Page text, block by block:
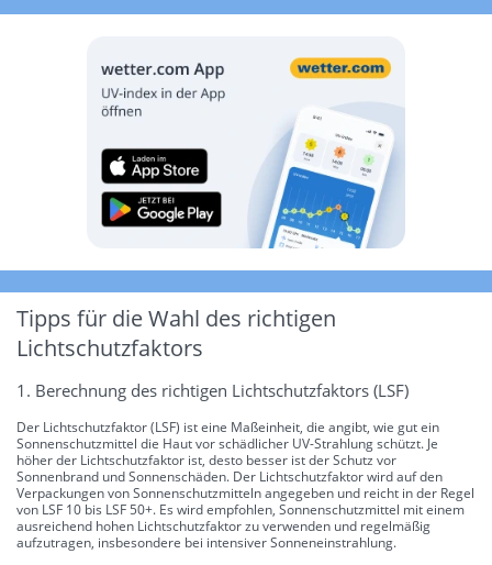
Tipps für die Wahl des richtigen
Lichtschutzfaktors
1. Berechnung des richtigen Lichtschutzfaktors (LSF)
Der Lichtschutzfaktor (LSF) ist eine Maßeinheit, die angibt, wie gut ein
Sonnenschutzmittel die Haut vor schädlicher UV-Strahlung schützt. Je
höher der Lichtschutzfaktor ist, desto besser ist der Schutz vor
Sonnenbrand und Sonnenschäden. Der Lichtschutzfaktor wird auf den
Verpackungen von Sonnenschutzmitteln angegeben und reicht in der Regel
von LSF 10 bis LSF 50+. Es wird empfohlen, Sonnenschutzmittel mit einem
ausreichend hohen Lichtschutzfaktor zu verwenden und regelmäßig
aufzutragen, insbesondere bei intensiver Sonneneinstrahlung.